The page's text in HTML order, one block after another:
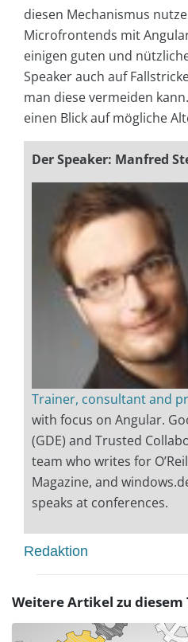
diesen Mechanismus
Microfrontends mit
einigen guten und
Speaker auch auf
man diese vermeiden
einen Blick auf mögliche
Der Speaker: Manfred
Trainer, consultant and
with focus on Angular.
(GDE) and Trusted
team who writes for
Magazine, and
speaks at conferences.
Redaktion
Weitere Artikel zu diesem